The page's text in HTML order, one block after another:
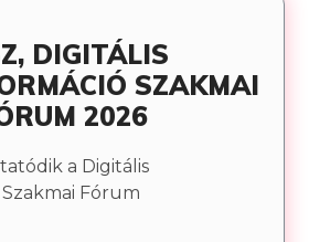
DIGITÁLIS
SZAKMAI
2026
a Digitális
Fórum